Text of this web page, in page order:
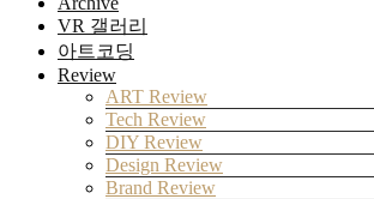
VR 갤러리
아트코딩
Review
ART Review
Tech Review
DIY Review
Design Review
Brand Review